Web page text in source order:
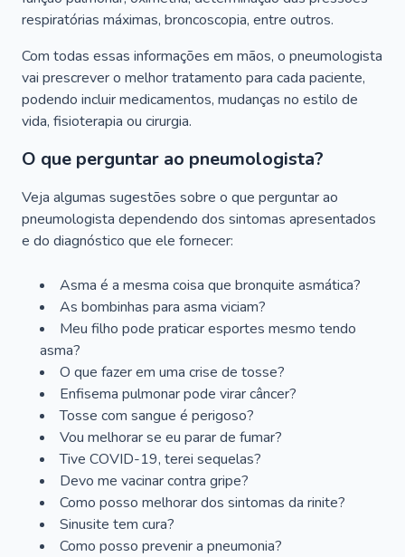
respiratórias máximas, broncoscopia, entre outros.
Com todas essas informações em mãos, o pneumologista
vai prescrever o melhor tratamento para cada paciente,
podendo incluir medicamentos, mudanças no estilo de
vida, fisioterapia ou cirurgia.
O que perguntar ao pneumologista?
Veja algumas sugestões sobre o que perguntar ao
pneumologista dependendo dos sintomas apresentados
e do diagnóstico que ele fornecer:
Asma é a mesma coisa que bronquite asmática?
As bombinhas para asma viciam?
Meu filho pode praticar esportes mesmo tendo
asma?
O que fazer em uma crise de tosse?
Enfisema pulmonar pode virar câncer?
Tosse com sangue é perigoso?
Vou melhorar se eu parar de fumar?
Tive COVID-19, terei sequelas?
Devo me vacinar contra gripe?
Como posso melhorar dos sintomas da rinite?
Sinusite tem cura?
Como posso prevenir a pneumonia?